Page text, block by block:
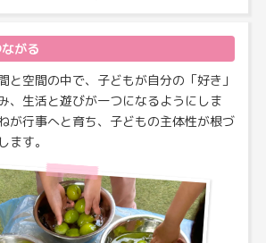
がる
と空間の中で、子どもが自分の「好き」
、生活と遊びが一つになるようにしま
が行事へと育ち、子どもの主体性が根づ
ます。